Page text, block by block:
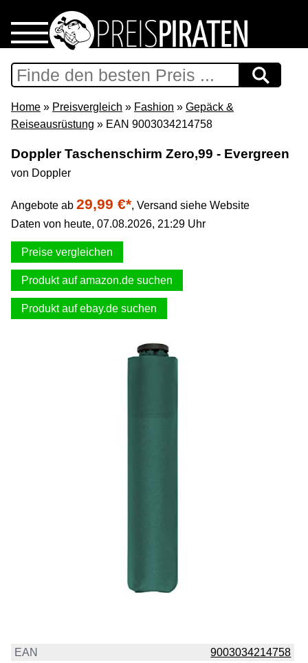
Home
Download
Support & Newsletter
Presse
Datenschutz
Impressum
Home » Preisvergleich » Fashion » Gepäck &
Reiseausrüstung » EAN 9003034214758
Doppler Taschenschirm Zero,99 - Evergreen
von Doppler
Angebote ab 29,99 €*, Versand siehe Website
Daten von heute, 07.08.2026, 21:29 Uhr
Preise vergleichen
Produkt auf amazon.de suchen
Produkt auf ebay.de suchen
EAN
9003034214758